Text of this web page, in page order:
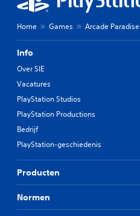
Home Games Arcade Paradise
Info
Over SIE
Vacatures
PlayStation Studios
PlayStation Productions
Bedrijf
PlayStation-geschiedenis
Producten
Normen